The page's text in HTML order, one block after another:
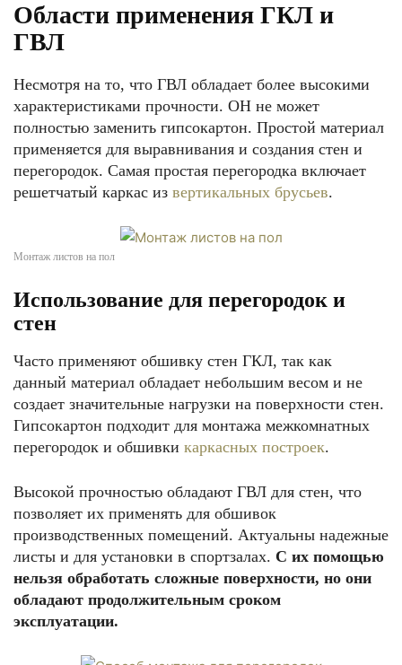
Области применения ГКЛ и
ГВЛ
Несмотря на то, что ГВЛ обладает более высокими
характеристиками прочности. ОН не может
полностью заменить гипсокартон. Простой материал
применяется для выравнивания и создания стен и
перегородок. Самая простая перегородка включает
решетчатый каркас из вертикальных брусьев.
Монтаж листов на пол
Использование для перегородок и
стен
Часто применяют обшивку стен ГКЛ, так как
данный материал обладает небольшим весом и не
создает значительные нагрузки на поверхности стен.
Гипсокартон подходит для монтажа межкомнатных
перегородок и обшивки каркасных построек.
Высокой прочностью обладают ГВЛ для стен, что
позволяет их применять для обшивок
производственных помещений. Актуальны надежные
листы и для установки в спортзалах. С их помощью
нельзя обработать сложные поверхности, но они
обладают продолжительным сроком
эксплуатации.